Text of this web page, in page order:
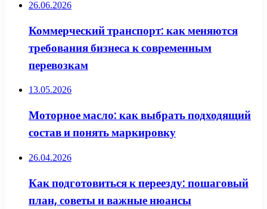
26.06.2026
Коммерческий транспорт: как меняются
требования бизнеса к современным
перевозкам
13.05.2026
Моторное масло: как выбрать подходящий
состав и понять маркировку
26.04.2026
Как подготовиться к переезду: пошаговый
план, советы и важные нюансы